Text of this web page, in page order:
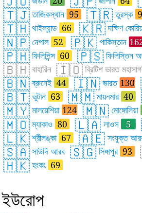
🇹🇯তাজিকস্থান 95 🇹🇷তুরস্ক
🇹🇭 থাইল্যান্ড 66 🇰🇷দক্ষিণ
🇳🇵 নেপাল 52 🇵🇰 পাকিস্তান
🇵🇭 ফিলিপিন্স 60 🇵🇸 ফিলিস্তিন
🇧🇭 বাহারিন 🇮🇴 ব্রিটিশ ভারত
🇧🇳ব্রুনেই 44 🇮🇳 ভারত 130
🇧🇹 ভুটান 63 🇲🇲 মায়নমার 40
🇲🇾 মালয়েশিয়া 124 🇲🇳 মোঙ্গোলিয়া
🇲🇴ম্যাকাও 80 🇱🇦 লাওস 5
🇱🇰শ্রীলঙ্কা 67 🇦🇪 সংযুক্ত
🇸🇦 সাউদি আরব 🇸🇬 সিঙ্গাপুর 93
🇭🇰 হংকং 69
ইউরোপ